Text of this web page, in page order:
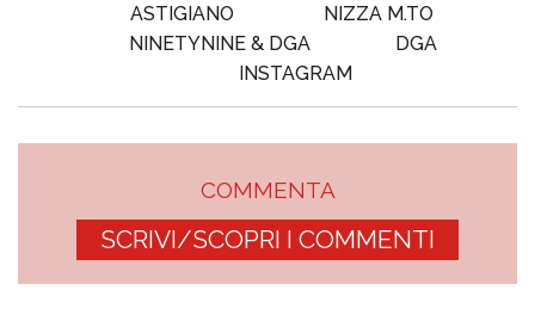
ASTIGIANO
NIZZA M.TO
NINETYNINE & DGA
DGA
INSTAGRAM
COMMENTA
SCRIVI/SCOPRI I COMMENTI